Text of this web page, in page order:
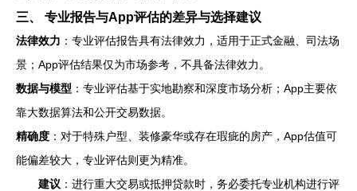
三、 专业报告与App评估的差异与选择建议
法律效力 ：专业评估报告具有法律效力，适用于正式金融、司法场
景；App评估结果仅为市场参考，不具备法律效力。
数据与模型 ：专业评估基于实地勘察和深度市场分析；App主要依
靠大数据算法和公开交易数据。
精确度 ：对于特殊户型、装修豪华或存在瑕疵的房产，App估值可
能偏差较大，专业评估则更为精准。
建议 ：进行重大交易或抵押贷款时，务必委托专业机构进行评